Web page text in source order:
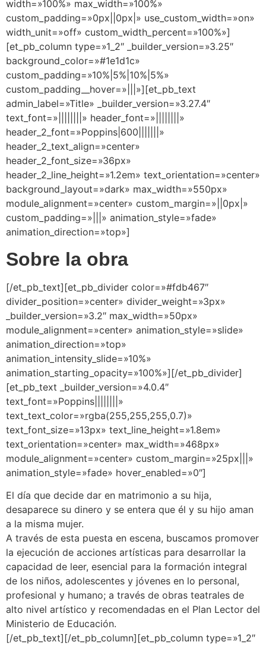
width=»100%» max_width=»100%»
custom_padding=»0px||0px|» use_custom_width=»on»
width_unit=»off» custom_width_percent=»100%»]
[et_pb_column type=»1_2″ _builder_version=»3.25″
background_color=»#1e1d1c»
custom_padding=»10%|5%|10%|5%»
custom_padding__hover=»|||»][et_pb_text
admin_label=»Title» _builder_version=»3.27.4″
text_font=»||||||||» header_font=»||||||||»
header_2_font=»Poppins|600|||||||»
header_2_text_align=»center»
header_2_font_size=»36px»
header_2_line_height=»1.2em» text_orientation=»center»
background_layout=»dark» max_width=»550px»
module_alignment=»center» custom_margin=»||0px|»
custom_padding=»|||» animation_style=»fade»
animation_direction=»top»]
Sobre la obra
[/et_pb_text][et_pb_divider color=»#fdb467″
divider_position=»center» divider_weight=»3px»
_builder_version=»3.2″ max_width=»50px»
module_alignment=»center» animation_style=»slide»
animation_direction=»top»
animation_intensity_slide=»10%»
animation_starting_opacity=»100%»][/et_pb_divider]
[et_pb_text _builder_version=»4.0.4″
text_font=»Poppins||||||||»
text_text_color=»rgba(255,255,255,0.7)»
text_font_size=»13px» text_line_height=»1.8em»
text_orientation=»center» max_width=»468px»
module_alignment=»center» custom_margin=»25px|||»
animation_style=»fade» hover_enabled=»0″]
El día que decide dar en matrimonio a su hija,
desaparece su dinero y se entera que él y su hijo aman
a la misma mujer.
A través de esta puesta en escena, buscamos promover
la ejecución de acciones artísticas para desarrollar la
capacidad de leer, esencial para la formación integral
de los niños, adolescentes y jóvenes en lo personal,
profesional y humano; a través de obras teatrales de
alto nivel artístico y recomendadas en el Plan Lector del
Ministerio de Educación.
[/et_pb_text][/et_pb_column][et_pb_column type=»1_2″